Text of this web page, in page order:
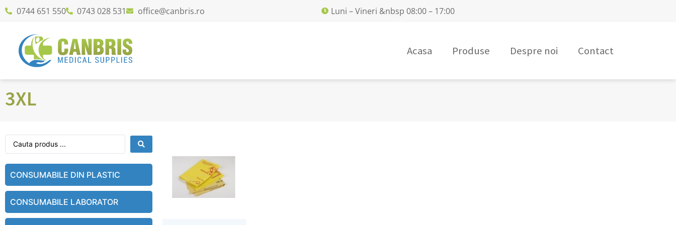
0744 651 550 0743 028 531 office@canbris.ro Luni – Vineri &nbsp 08:00 – 17:00
Acasa Produse Despre noi Contact
3XL
CONSUMABILE DIN PLASTIC
CONSUMABILE LABORATOR